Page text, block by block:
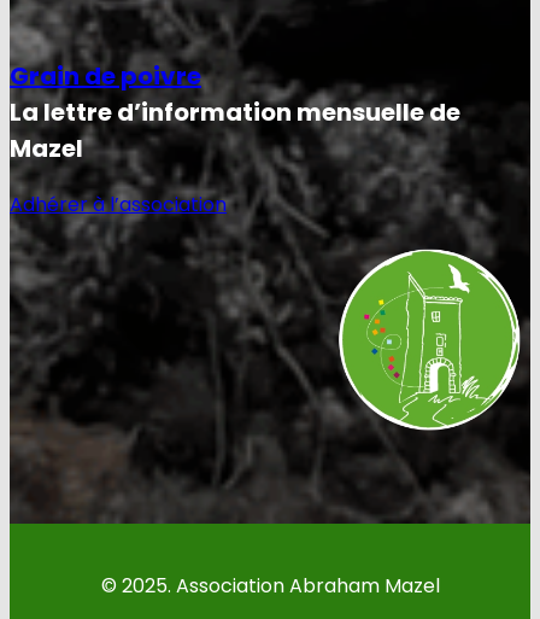
Grain de poivre
La lettre d’information mensuelle de
Mazel
Adhérer à l’association
© 2025. Association Abraham Mazel